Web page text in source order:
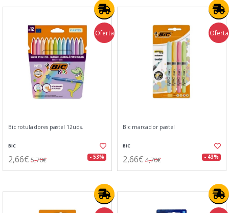
Oferta
Bic rotuladores pastel 12uds.
BIC
2,66€ 5,70€ - 53%
Oferta
Bic marcador pastel
BIC
2,66€ 4,70€ - 43%